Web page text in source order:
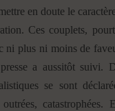
en doute le
Ces couplets,
ni plus ni moins de
a aussitôt suivi.
se sont
catastrophées.